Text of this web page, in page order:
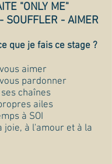
"ONLY ME"
SOUFFLER - AIMER
que je fais ce stage ?
aimer
vous pardonner
ses chaînes
ailes
à SOI
joie, à l'amour et à la